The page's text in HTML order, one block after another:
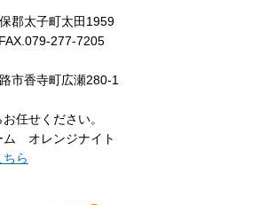
郡太子町太田1959
277-7205
市香寺町広瀬280-1
任せください。
ム オレンジナイト
ら